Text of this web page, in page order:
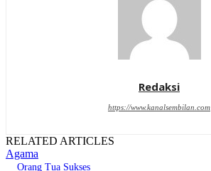
Redaksi
https://www.kanalsembilan.com
RELATED ARTICLES
Agama
Orang Tua Sukses